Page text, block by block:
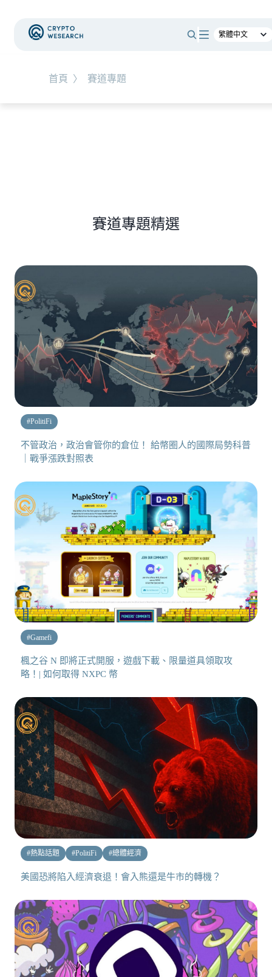
首頁 〉 賽道專題
時事觀點
賽道專題精選
#PolitiFi
不管政治，政治會管你的倉位！ 給幣圈人的國際局勢科普
｜戰爭漲跌對照表
#Gamefi
楓之谷 N 即將正式開服，遊戲下載、限量道具領取攻
略！| 如何取得 NXPC 幣
#熱點話題 #PolitiFi #總體經濟
美國恐將陷入經濟衰退！會入熊還是牛市的轉機？